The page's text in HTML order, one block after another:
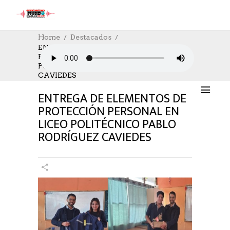
Home
Destacados
ENTREGA DE ELEMENTOS DE
PROTECCIÓN PERSONAL EN LICEO
POLITÉCNICO PABLO RODRÍGUEZ
CAVIEDES
DESTACADOS EDUCACION,SOCIAL,SOCIAL
20/05/2023
1061 SEEN
ENTREGA DE ELEMENTOS DE
PROTECCIÓN PERSONAL EN
LICEO POLITÉCNICO PABLO
RODRÍGUEZ CAVIEDES